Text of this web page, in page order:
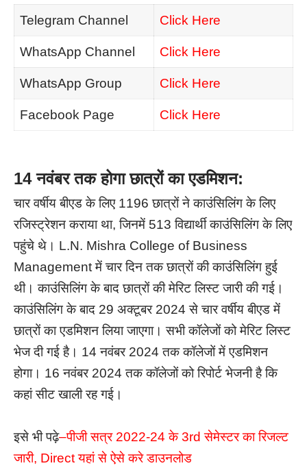
Telegram Channel Click Here
WhatsApp Channel Click Here
WhatsApp Group Click Here
Facebook Page Click Here
14 नवंबर तक होगा छात्रों का एडमिशन:
चार वर्षीय बीएड के लिए 1196 छात्रों ने काउंसिलिंग के लिए
रजिस्ट्रेशन कराया था, जिनमें 513 विद्यार्थी काउंसिलिंग के लिए
पहुंचे थे। L.N. Mishra College of Business
Management में चार दिन तक छात्रों की काउंसिलिंग हुई
थी। काउंसिलिंग के बाद छात्रों की मेरिट लिस्ट जारी की गई।
काउंसिलिंग के बाद 29 अक्टूबर 2024 से चार वर्षीय बीएड में
छात्रों का एडमिशन लिया जाएगा। सभी कॉलेजों को मेरिट लिस्ट
भेज दी गई है। 14 नवंबर 2024 तक कॉलेजों में एडमिशन
होगा। 16 नवंबर 2024 तक कॉलेजों को रिपोर्ट भेजनी है कि
कहां सीट खाली रह गई।
इसे भी पढ़े–पीजी सत्र 2022-24 के 3rd सेमेस्टर का रिजल्ट
जारी, Direct यहां से ऐसे करे डाउनलोड